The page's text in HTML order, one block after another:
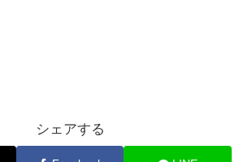
シェアする